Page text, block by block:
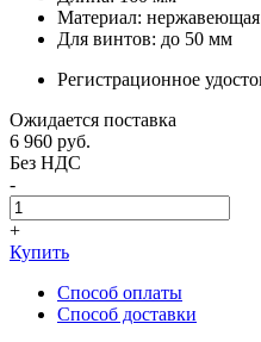
Материал: нержавеющая
Для винтов: до 50 мм
Регистрационное
Ожидается поставка
6 960 руб.
Без НДС
-
+
Купить
Способ оплаты
Способ доставки